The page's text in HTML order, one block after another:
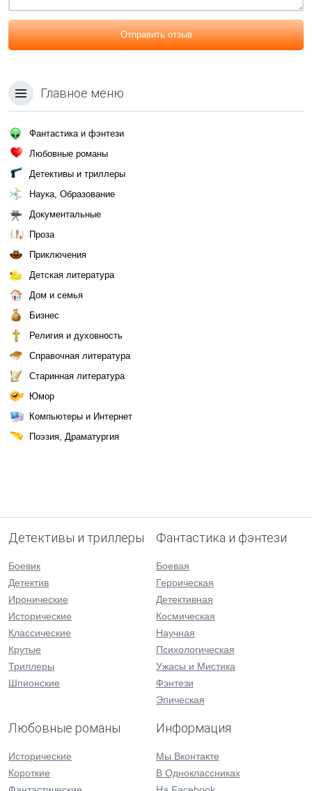
Отправить отзыв
Главное меню
Фантастика и фэнтези
Любовные романы
Детективы и триллеры
Наука, Образование
Документальные
Проза
Приключения
Детская литература
Дом и семья
Бизнес
Религия и духовность
Справочная литература
Старинная литература
Юмор
Компьютеры и Интернет
Поэзия, Драматургия
Детективы и триллеры
Боевик
Детектив
Иронические
Исторические
Классические
Крутые
Триллеры
Шпионские
Фантастика и фэнтези
Боевая
Героическая
Детективная
Космическая
Научная
Психологическая
Ужасы и Мистика
Фэнтези
Эпическая
Любовные романы
Исторические
Короткие
Информация
Мы Вконтакте
В Одноклассниках